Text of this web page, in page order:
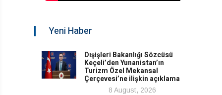
Yeni Haber
Dışişleri Bakanlığı Sözcüsü
Keçeli’den Yunanistan’ın
Turizm Özel Mekansal
Çerçevesi’ne ilişkin açıklama
8 August, 2026